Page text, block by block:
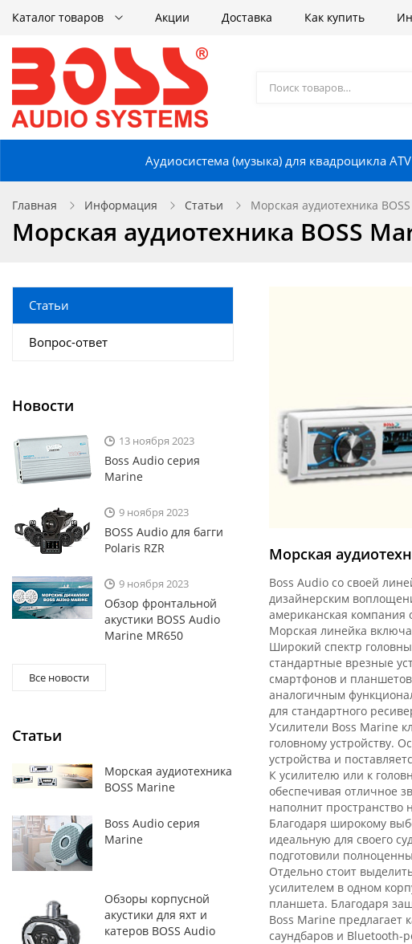
Каталог товаров Акции Доставка Как купить
Аудиосистема (музыка) для квадроцикла ATV
Главная Информация Статьи Морская аудиотехника
Морская аудиотехника BOSS
Морская
Boss Audio со своей
дизайнерским
американская компания
Морская линейка
Широкий спектр
стандартные врезные
смартфонов и
аналогичным
для стандартного
Усилители Boss Marine
головному устройству.
устройства и
К усилителю или к
обеспечивая отличное
наполнит пространство
Благодаря широкому
идеальную для своего
подготовили
Отдельно стоит
усилителем в одном
планшета. Благодаря
Boss Marine предлагает
саундбаров и Bluetooth-
Статьи
Вопрос-ответ
Новости
13 ноября 2023
Boss Audio серия
Marine
9 ноября 2023
BOSS Audio для багги
Polaris RZR
9 ноября 2023
Обзор фронтальной
акустики BOSS Audio
Marine MR650
Все новости
Статьи
Морская аудиотехника
BOSS Marine
Boss Audio серия
Marine
Обзоры корпусной
акустики для яхт и
катеров BOSS Audio